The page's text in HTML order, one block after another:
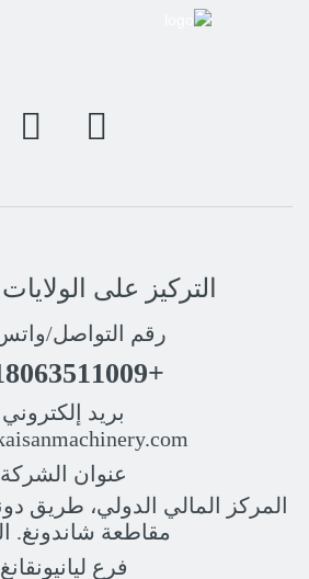
التركيز على
رقم التواصل/
+8618063511009
بريد إلكتروني
عنوان الشركة
المركز المالي الدولي، طريق
مقاطعة شاندونغ.
فرع ليانيونقانغ